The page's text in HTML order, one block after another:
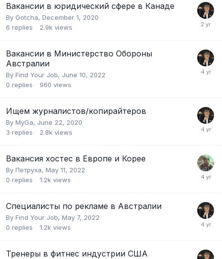
Вакансии в юридический сфере в Канаде
By Gotcha, December 1, 2020
6 replies 2.9k views
Вакансии в Министерство Обороны
Австралии
By Find Your Job, June 10, 2022
0 replies 960 views
Ищем журналистов/копирайтеров
By MyGa, June 22, 2020
3 replies 2.8k views
Вакансия хостес в Европе и Корее
By Петруха, May 11, 2022
0 replies 1.2k views
Специалисты по рекламе в Австралии
By Find Your Job, May 7, 2022
0 replies 1.2k views
Тренеры в фитнес индустрии США